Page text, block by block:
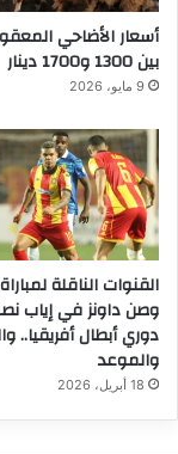
أسعار الأضاحي
بين 1300 و1700 دينار
9 مايو، 2026
القنوات الناقلة
وصن داونز في إياب
دوري أبطال أفريقيا..
والموعد
18 أبريل، 2026